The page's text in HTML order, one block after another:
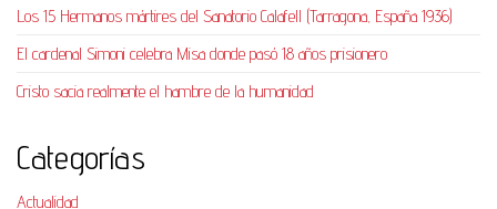
Los 15 Hermanos mártires del Sanatorio Calafell (Tarragona, España 1936)
El cardenal Simoni celebra Misa donde pasó 18 años prisionero
Cristo sacia realmente el hambre de la humanidad
Categorías
Actualidad